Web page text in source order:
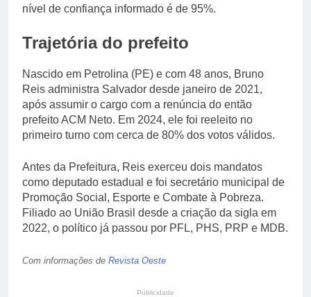
nível de confiança informado é de 95%.
Trajetória do prefeito
Nascido em Petrolina (PE) e com 48 anos, Bruno
Reis administra Salvador desde janeiro de 2021,
após assumir o cargo com a renúncia do então
prefeito ACM Neto. Em 2024, ele foi reeleito no
primeiro turno com cerca de 80% dos votos válidos.
Antes da Prefeitura, Reis exerceu dois mandatos
como deputado estadual e foi secretário municipal de
Promoção Social, Esporte e Combate à Pobreza.
Filiado ao União Brasil desde a criação da sigla em
2022, o político já passou por PFL, PHS, PRP e MDB.
Com informações de Revista Oeste
Publicidade